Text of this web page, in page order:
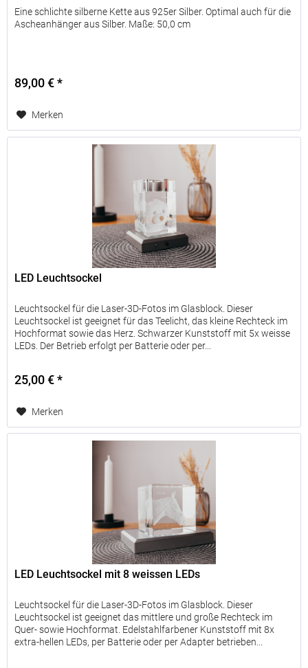
Liste
beruht
natürlich
jedem
Tier
individuell
Eine schlichte silberne Kette aus 925er Silber. Optimal auch für die
Ascheanhänger aus Silber. Maße: 50,0 cm
89,00 € *
Merken
LED Leuchtsockel
Leuchtsockel für die Laser-3D-Fotos im Glasblock. Dieser
Leuchtsockel ist geeignet für das Teelicht, das kleine Rechteck im
Hochformat sowie das Herz. Schwarzer Kunststoff mit 5x weisse
LEDs. Der Betrieb erfolgt per Batterie oder per...
25,00 € *
Merken
LED Leuchtsockel mit 8 weissen LEDs
Leuchtsockel für die Laser-3D-Fotos im Glasblock. Dieser
Leuchtsockel ist geeignet das mittlere und große Rechteck im
Quer- sowie Hochformat. Edelstahlfarbener Kunststoff mit 8x
extra-hellen LEDs, per Batterie oder per Adapter betrieben...